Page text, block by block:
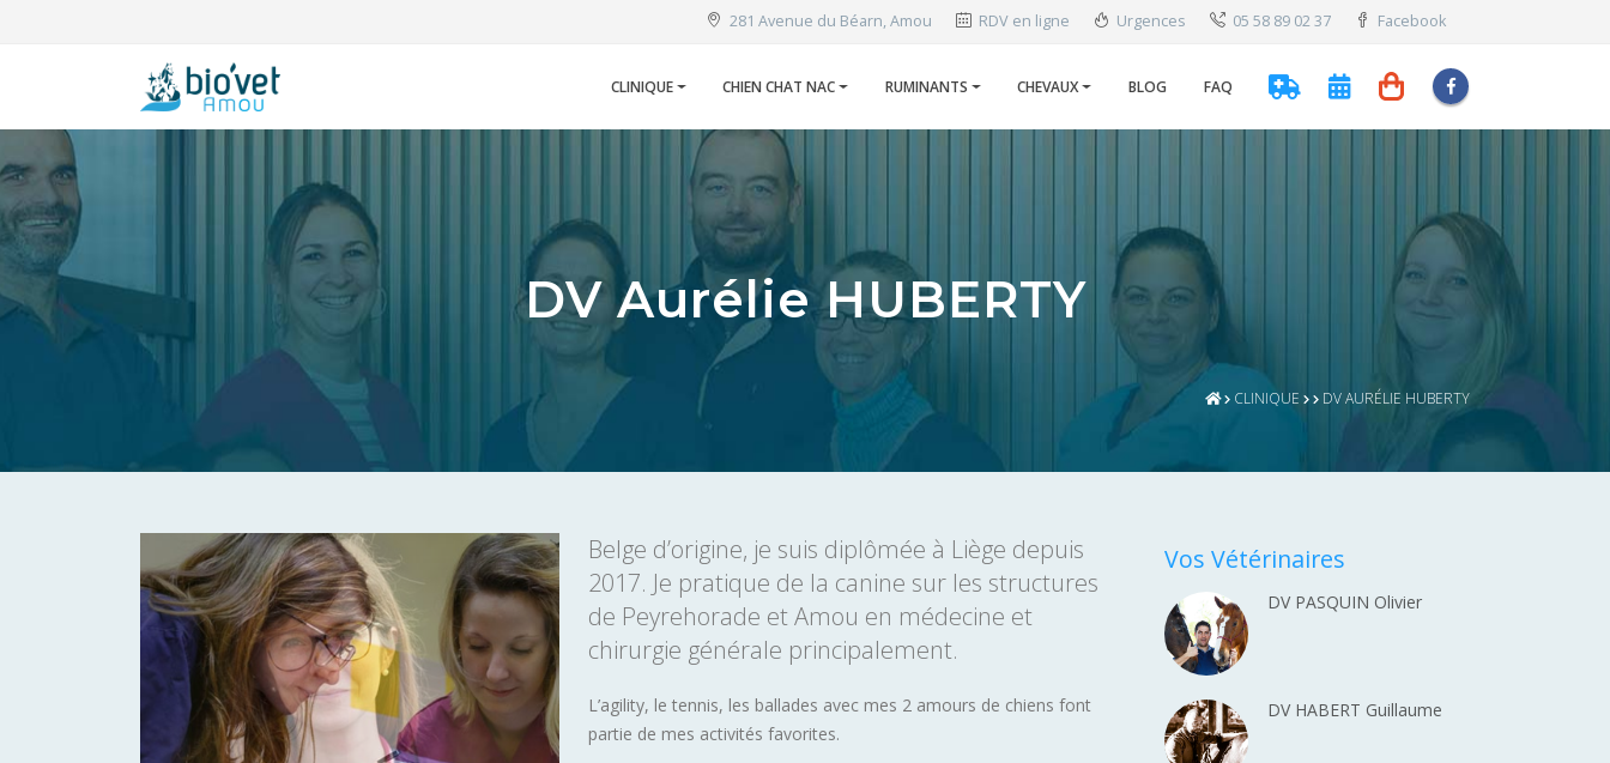
281 Avenue du Béarn, Amou RDV en ligne Urgences 05 58 89 02 37 Facebook
CLINIQUE CHIEN CHAT NAC RUMINANTS CHEVAUX BLOG FAQ
DV Aurélie HUBERTY
CLINIQUE DV AURÉLIE HUBERTY
Belge d’origine, je suis diplômée à Liège depuis
2017. Je pratique de la canine sur les structures
de Peyrehorade et Amou en médecine et
chirurgie générale principalement.
L’agility, le tennis, les ballades avec mes 2 amours de chiens font
partie de mes activités favorites.
Vos Vétérinaires
DV PASQUIN Olivier
DV HABERT Guillaume